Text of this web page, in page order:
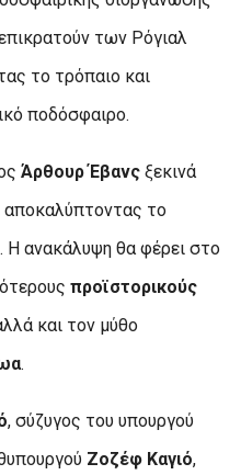
των Ρόγιαλ
το τρόπαιο και
ποδόσφαιρο.
Άρθουρ Έβανς ξεκινά
αποκαλύπτοντας το
. Η ανακάλυψη θα φέρει στο
προϊστορικούς
και τον μύθο
.
, σύζυγος του υπουργού
Ζοζέφ Καγιό,